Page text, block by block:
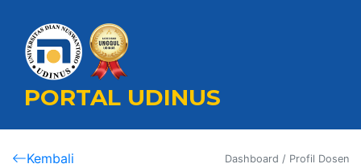
PORTAL UDINUS
Kembali Dashboard / Profil Dosen